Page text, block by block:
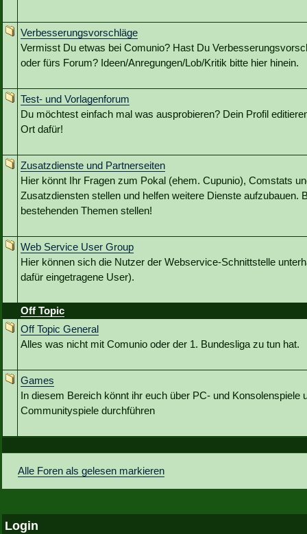
Verbesserungsvorschläge
Vermisst Du etwas bei Comunio? Hast Du
oder fürs Forum? Ideen/Anregungen/Lob/Kritik bitte hier hinein.
Test- und Vorlagenforum
Du möchtest einfach mal was ausprobieren? Dein Profil
Ort dafür!
Zusatzdienste und Partnerseiten
Hier könnt Ihr Fragen zum Pokal (ehem. Cupunio), Comstats
Zusatzdiensten stellen und helfen weitere Dienste aufzubauen.
bestehenden Themen stellen!
Web Service User Group
Hier können sich die Nutzer der Webservice-Schnittstelle
dafür eingetragene User).
Off Topic
Off Topic General
Alles was nicht mit Comunio oder der 1. Bundesliga zu tun hat.
Games
In diesem Bereich könnt ihr euch über PC- und Konsolenspiele
Communityspiele durchführen
Alle Foren als gelesen markieren
Login